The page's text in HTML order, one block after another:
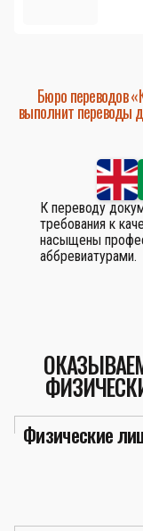
Бюро переводов
выполнит переводы
К переводу
требования к
насыщены
аббревиатурами.
Физические